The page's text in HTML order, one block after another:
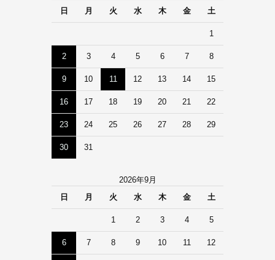
日
月 火 水 木 金 土
1
2 3 4 5 6 7 8
9 10 11 12 13 14 15
16 17 18 19 20 21 22
23 24 25 26 27 28 29
30 31
2026年9月
日
月 火 水 木 金 土
1 2 3 4 5
6 7 8 9 10 11 12